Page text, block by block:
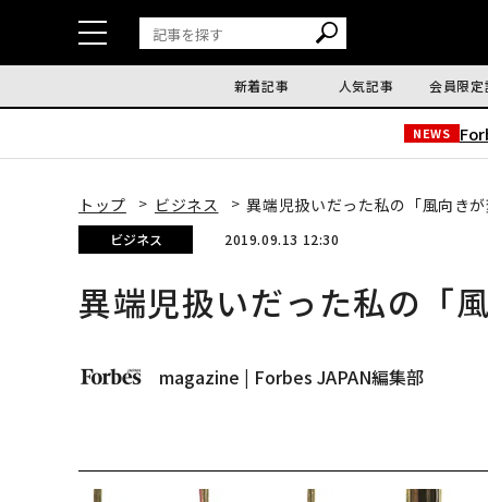
新着記事 人気記事 会員限定
NEWS
トップ ビジネス 異端児扱いだった私の「風向き
ビジネス 2019.09.13 12:30
異端児扱いだった私の「
magazine | Forbes JAPAN編集部